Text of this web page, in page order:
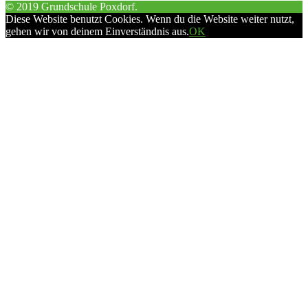
© 2019 Grundschule Poxdorf.
Diese Website benutzt Cookies. Wenn du die Website weiter nutzt,
gehen wir von deinem Einverständnis aus.OK